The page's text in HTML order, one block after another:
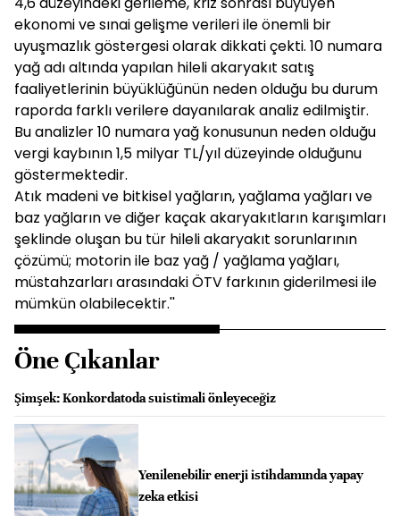
ekonomi ve sınai gelişme verileri ile önemli bir
uyuşmazlık göstergesi olarak dikkati çekti. 10 numara
yağ adı altında yapılan hileli akaryakıt satış
faaliyetlerinin büyüklüğünün neden olduğu bu durum
raporda farklı verilere dayanılarak analiz edilmiştir.
Bu analizler 10 numara yağ konusunun neden olduğu
vergi kaybının 1,5 milyar TL/yıl düzeyinde olduğunu
göstermektedir.
Atık madeni ve bitkisel yağların, yağlama yağları ve
baz yağların ve diğer kaçak akaryakıtların karışımları
şeklinde oluşan bu tür hileli akaryakıt sorunlarının
çözümü; motorin ile baz yağ / yağlama yağları,
müstahzarları arasındaki ÖTV farkının giderilmesi ile
mümkün olabilecektir.''
Öne Çıkanlar
Şimşek: Konkordatoda suistimali önleyeceğiz
Yenilenebilir enerji istihdamında yapay
zeka etkisi